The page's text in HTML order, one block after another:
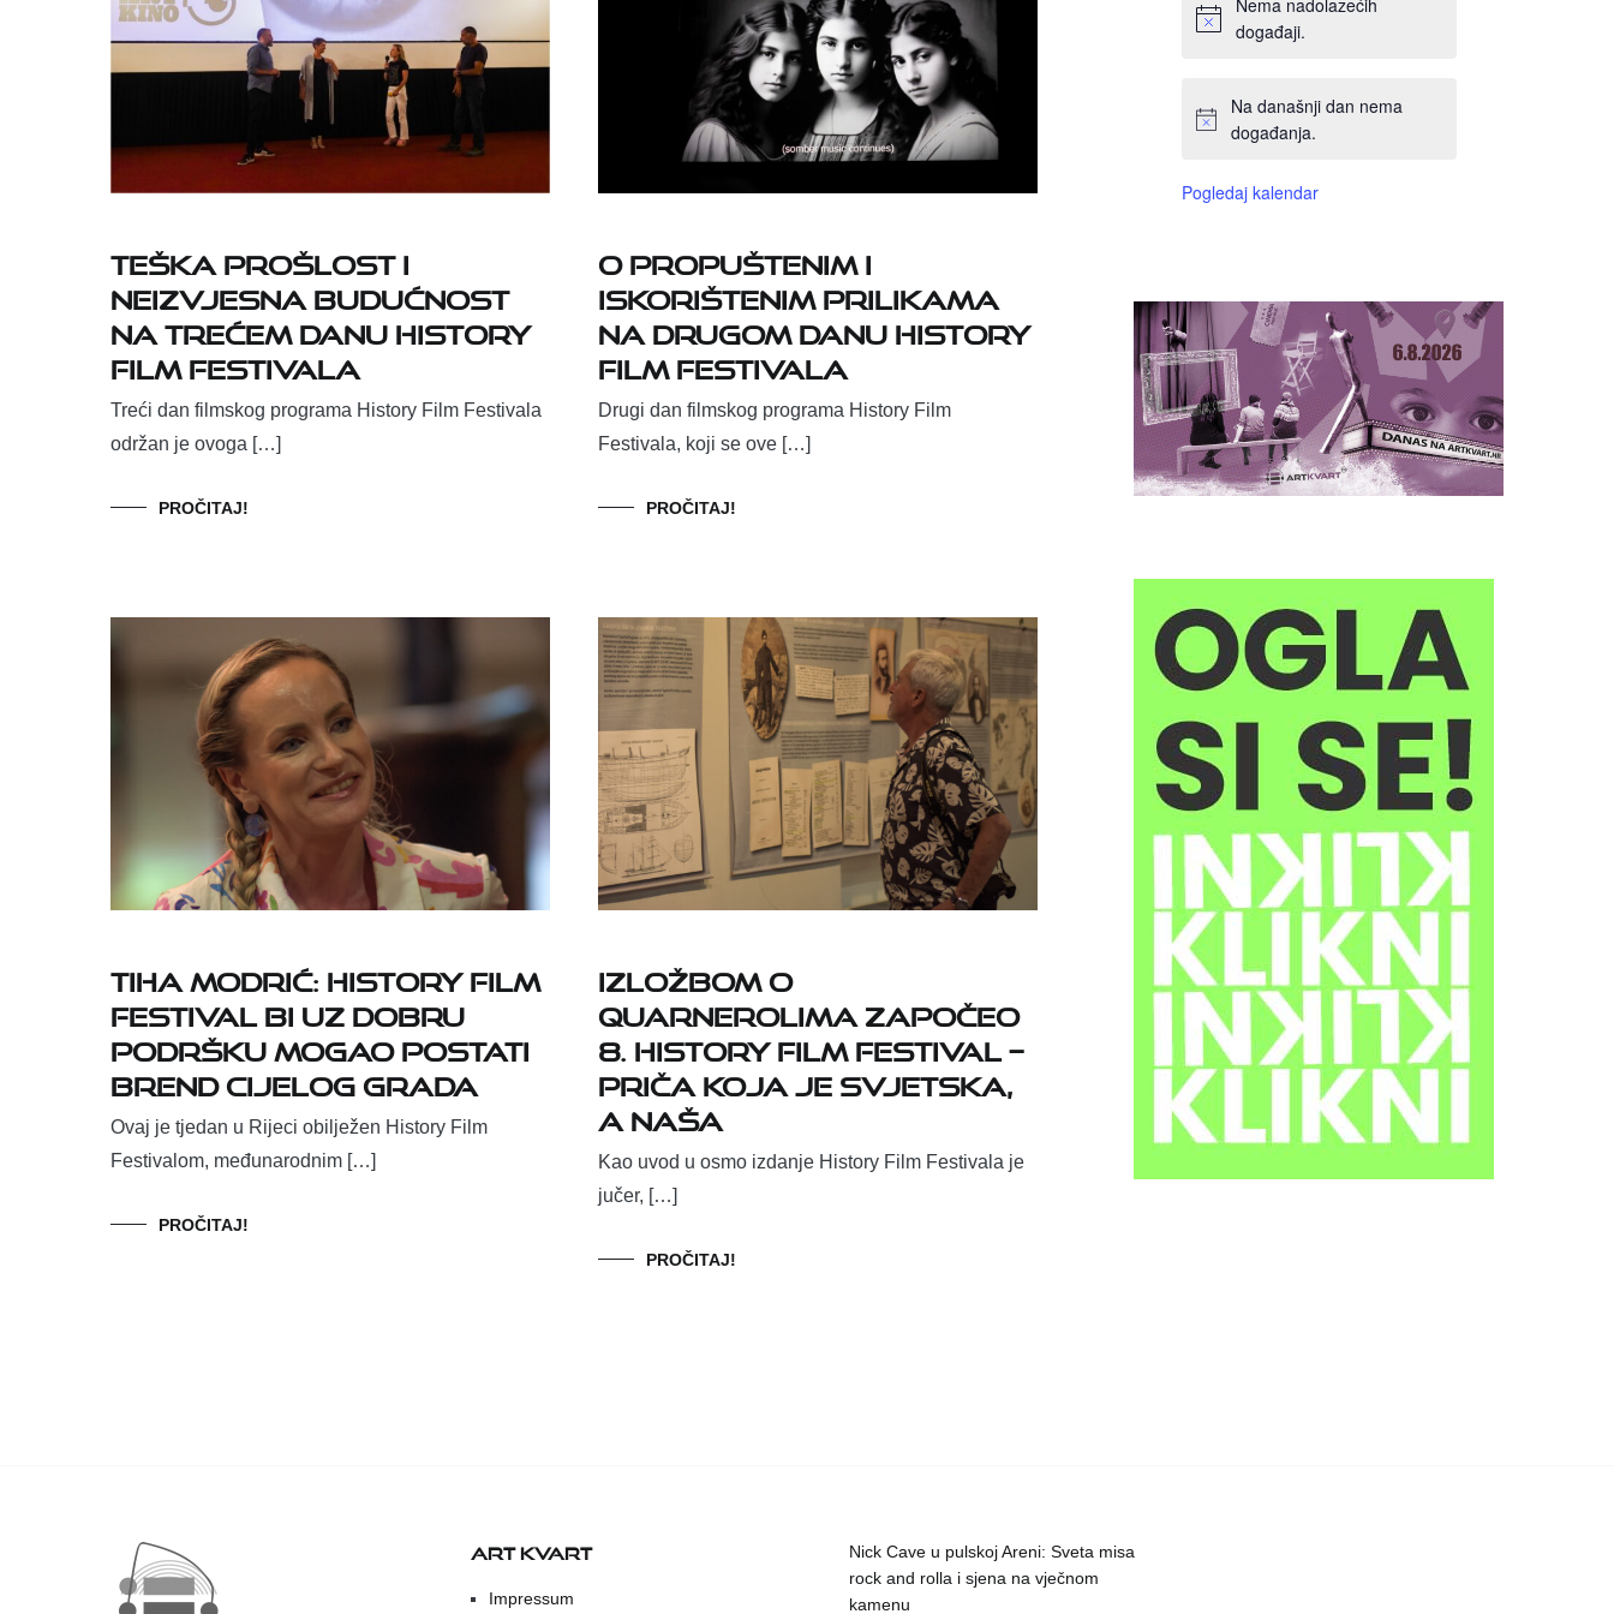
Teška prošlost i
neizvjesna budućnost
na trećem danu History
Film Festivala
Treći dan filmskog programa History Film Festivala
održan je ovoga […]
PROČITAJ!
O propuštenim i
iskorištenim prilikama
na drugom danu History
Film Festivala
Drugi dan filmskog programa History Film
Festivala, koji se ove […]
PROČITAJ!
Tiha Modrić: History Film
Festival bi uz dobru
podršku mogao postati
brend cijelog grada
Ovaj je tjedan u Rijeci obilježen History Film
Festivalom, međunarodnim […]
PROČITAJ!
Izložbom o
Quarnerolima započeo
8. History Film Festival –
Priča koja je svjetska,
a naša
Kao uvod u osmo izdanje History Film Festivala je
jučer, […]
PROČITAJ!
Nema nadolazećih
događaji.
Na današnji dan nema
događanja.
Pogledaj kalendar
ART KVART
Impressum
Nick Cave u pulskoj Areni: Sveta misa
rock and rolla i sjena na vječnom
kamenu